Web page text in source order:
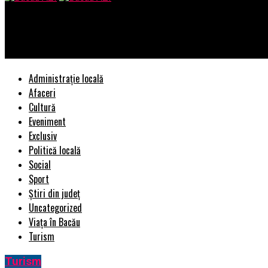
Administrație locală
Afaceri
Cultură
Eveniment
Exclusiv
Politică locală
Social
Sport
Știri din județ
Uncategorized
Viața în Bacău
Turism
Turism